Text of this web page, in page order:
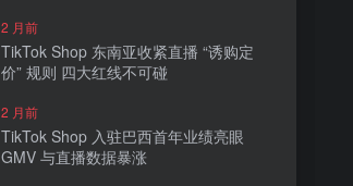
2 月前
TikTok Shop 东南亚收紧直播 “诱购定
价” 规则 四大红线不可碰
2 月前
TikTok Shop 入驻巴西首年业绩亮眼
GMV 与直播数据暴涨